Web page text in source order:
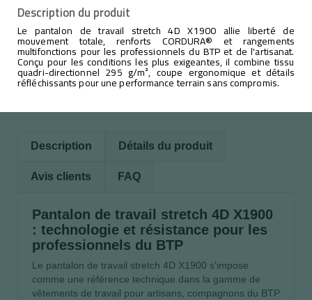
Description du produit
Le pantalon de travail stretch 4D X1900 allie liberté de
mouvement totale, renforts CORDURA® et rangements
multifonctions pour les professionnels du BTP et de l'artisanat.
Conçu pour les conditions les plus exigeantes, il combine tissu
quadri-directionnel 295 g/m², coupe ergonomique et détails
réfléchissants pour une performance terrain sans compromis.
Description Détails du produit
Avis clients FAQ
Pantalon de travail stretch 4D X1900
: technologie et résistance pour les
professionnels du BTP
Le pantalon de travail stretch 4D X1900 s'impose
comme une référence technique dans la gamme de
vêtements de travail pour artisans, compagnons du BTP